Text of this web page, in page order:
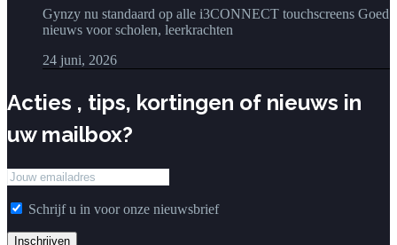
Gynzy nu standaard op alle i3CONNECT touchscreens Goed
nieuws voor scholen, leerkrachten
24 juni, 2026
Acties , tips, kortingen of nieuws in
uw mailbox?
Schrijf u in voor onze nieuwsbrief